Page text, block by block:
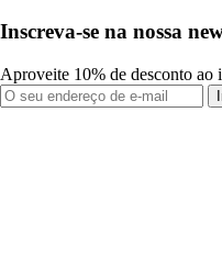
Inscreva-se na nossa
Aproveite 10% de desconto ao